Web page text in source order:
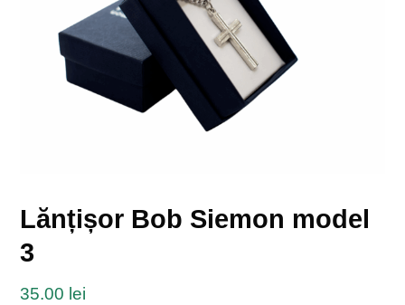
Home
Coșul meu
Implica-te
Lănțișor Bob Siemon model
3
35.00 lei